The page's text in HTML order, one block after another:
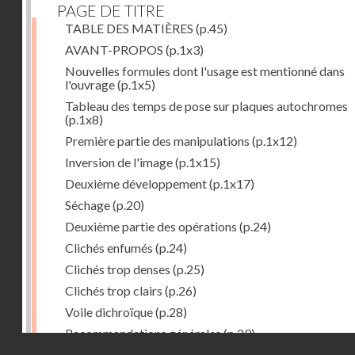
PAGE DE TITRE
TABLE DES MATIÈRES (p.45)
AVANT-PROPOS (p.1x3)
Nouvelles formules dont l'usage est mentionné dans
l'ouvrage(p.1x5)
Tableau des temps de pose sur plaques autochromes
(p.1x8)
Première partie des manipulations (p.1x12)
Inversion de l'image(p.1x15)
Deuxième développement(p.1x17)
Séchage(p.20)
Deuxième partie des opérations (p.24)
Clichés enfumés (p.24)
Clichés trop denses (p.25)
Clichés trop clairs (p.26)
Voile dichroïque(p.28)
Recommandations générales(p.29)